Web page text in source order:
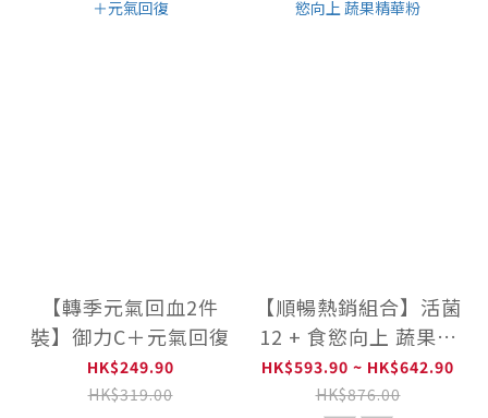
【轉季元氣回血2件
裝】御力C＋元氣回復
HK$249.90
HK$319.00
【順暢熱銷組合】活菌
12 + 食慾向上 蔬果精
華粉
HK$593.90 ~ HK$642.90
HK$876.00